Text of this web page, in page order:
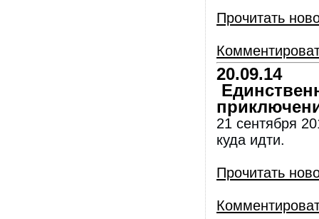
Прочитать
20.09.14
21 сентября
куда идти.
Прочитать